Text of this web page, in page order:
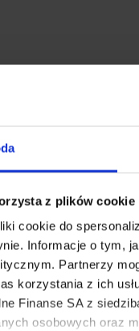
z plików cookie
cookie do
Informacje o tym,
Partnerzy
korzystania z ich
Finanse SA z
osobowych oraz